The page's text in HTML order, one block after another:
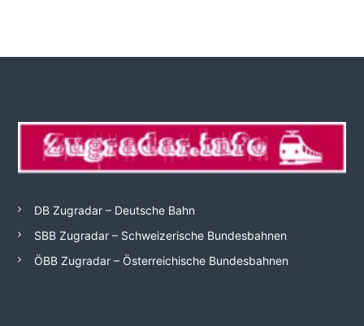
DB Zugradar – Deutsche Bahn
SBB Zugradar – Schweizerische Bundesbahnen
ÖBB Zugradar – Österreichische Bundesbahnen